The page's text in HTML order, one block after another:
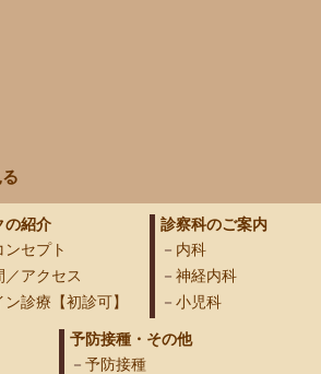
の紹介
ンセプト
／アクセス
診療【初診可】
診察科のご案内
内科
神経内科
小児科
予防接種・その他
予防接種